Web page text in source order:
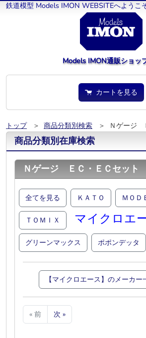
鉄道模型 Models IMON WEBSITEへようこ
Models IMON通販ショッ
カートを見る
トップ ＞ 商品分類別検索 ＞ Ｎゲージ
商品分類別在庫検索
Ｎゲージ ＥＣ・ＥＣセット
全てを見る ＫＡＴＯ ＭＯＤ
ＴＯＭＩＸ マイクロエ
グリーンマックス ポポンデッタ
【マイクロエース】のメーカー
« 前 次 »